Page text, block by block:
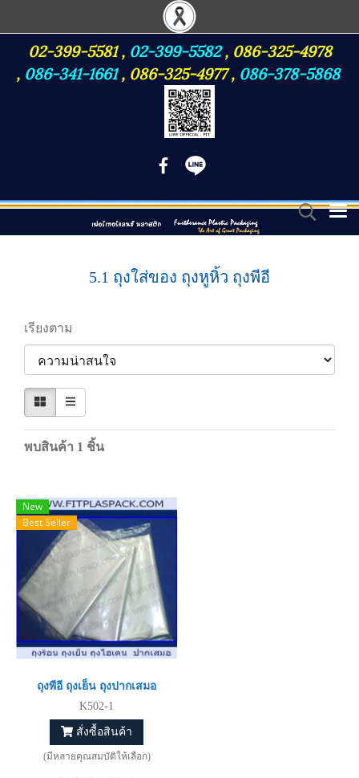
02-399-5581,02-399-5582, 086-325-4978
, 086-341-1661, 086-325-4977, 086-378-5868
5.1 ถุงใส่ของ ถุงหูหิ้ว ถุงพีอี
เรียงตาม
พบสินค้า 1 ชิ้น
New
Best Seller
ถุงพีอี ​ถุงเย็น ถุงปากเสมอ
K502-1
สั่งซื้อสินค้า
(มีหลายคุณสมบัติให้เลือก)